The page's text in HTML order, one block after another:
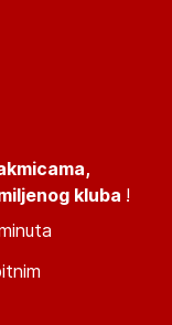
kluba !